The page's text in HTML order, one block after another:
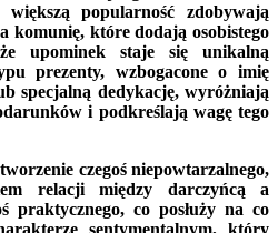
większą popularność zdobywają
komunię, które dodają osobistego
upominek staje się unikalną
prezenty, wzbogacone o imię
specjalną dedykację, wyróżniają
i podkreślają wagę tego
czegoś niepowtarzalnego,
relacji między darczyńcą a
praktycznego, co posłuży na co
sentymentalnym, który